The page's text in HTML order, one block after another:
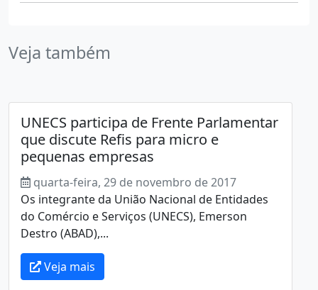
Veja também
UNECS participa de Frente Parlamentar
que discute Refis para micro e
pequenas empresas
quarta-feira, 29 de novembro de 2017
Os integrante da União Nacional de Entidades
do Comércio e Serviços (UNECS), Emerson
Destro (ABAD),...
Veja mais